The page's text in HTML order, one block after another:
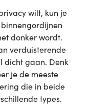
wilt, kun je
donker wordt.
verduisterende
dicht gaan. Denk
je de meeste
die in beide
types.